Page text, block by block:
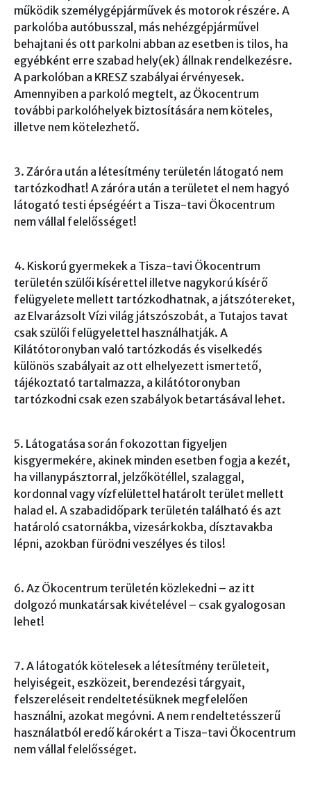
működik személygépjárművek és motorok részére. A
parkolóba autóbusszal, más nehézgépjárművel
behajtani és ott parkolni abban az esetben is tilos, ha
egyébként erre szabad hely(ek) állnak rendelkezésre.
A parkolóban a KRESZ szabályai érvényesek.
Amennyiben a parkoló megtelt, az Ökocentrum
további parkolóhelyek biztosítására nem köteles,
illetve nem kötelezhető.
3. Záróra után a létesítmény területén látogató nem
tartózkodhat! A záróra után a területet el nem hagyó
látogató testi épségéért a Tisza-tavi Ökocentrum
nem vállal felelősséget!
4. Kiskorú gyermekek a Tisza-tavi Ökocentrum
területén szülői kísérettel illetve nagykorú kísérő
felügyelete mellett tartózkodhatnak, a játszótereket,
az Elvarázsolt Vízi világ játszószobát, a Tutajos tavat
csak szülői felügyelettel használhatják. A
Kilátótoronyban való tartózkodás és viselkedés
különös szabályait az ott elhelyezett ismertető,
tájékoztató tartalmazza, a kilátótoronyban
tartózkodni csak ezen szabályok betartásával lehet.
5. Látogatása során fokozottan figyeljen
kisgyermekére, akinek minden esetben fogja a kezét,
ha villanypásztorral, jelzőkötéllel, szalaggal,
kordonnal vagy vízfelülettel határolt terület mellett
halad el. A szabadidőpark területén található és azt
határoló csatornákba, vizesárkokba, dísztavakba
lépni, azokban fürödni veszélyes és tilos!
6. Az Ökocentrum területén közlekedni – az itt
dolgozó munkatársak kivételével – csak gyalogosan
lehet!
7. A látogatók kötelesek a létesítmény területeit,
helyiségeit, eszközeit, berendezési tárgyait,
felszereléseit rendeltetésüknek megfelelően
használni, azokat megóvni. A nem rendeltetésszerű
használatból eredő károkért a Tisza-tavi Ökocentrum
nem vállal felelősséget.